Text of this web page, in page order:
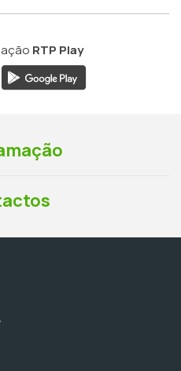
RTP Play